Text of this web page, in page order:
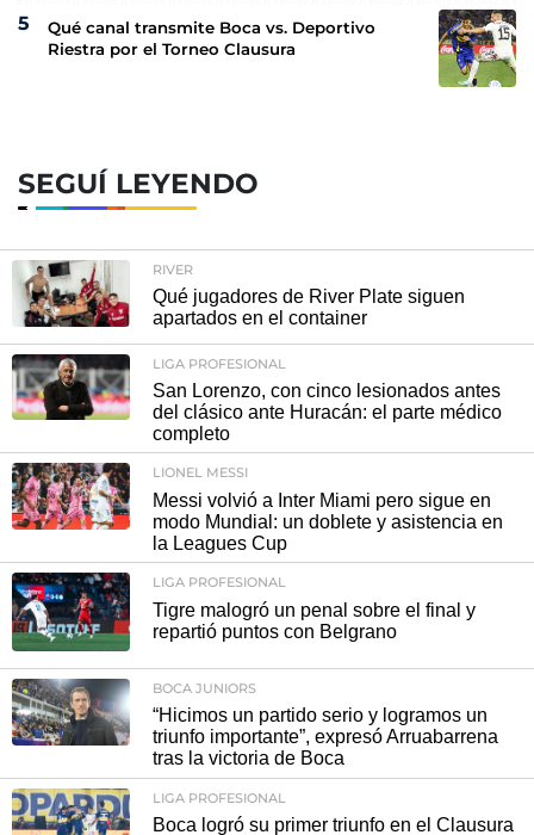
Qué canal transmite Boca vs. Deportivo
Riestra por el Torneo Clausura
SEGUÍ LEYENDO
RIVER
Qué jugadores de River Plate siguen
apartados en el container
LIGA PROFESIONAL
San Lorenzo, con cinco lesionados antes
del clásico ante Huracán: el parte médico
completo
LIONEL MESSI
Messi volvió a Inter Miami pero sigue en
modo Mundial: un doblete y asistencia en
la Leagues Cup
LIGA PROFESIONAL
Tigre malogró un penal sobre el final y
repartió puntos con Belgrano
BOCA JUNIORS
“Hicimos un partido serio y logramos un
triunfo importante”, expresó Arruabarrena
tras la victoria de Boca
LIGA PROFESIONAL
Boca logró su primer triunfo en el Clausura